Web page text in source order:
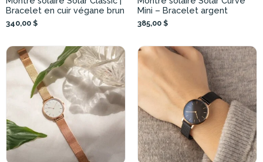
Bracelet en cuir végane brun
340,00 $
Mini – Bracelet argent
385,00 $